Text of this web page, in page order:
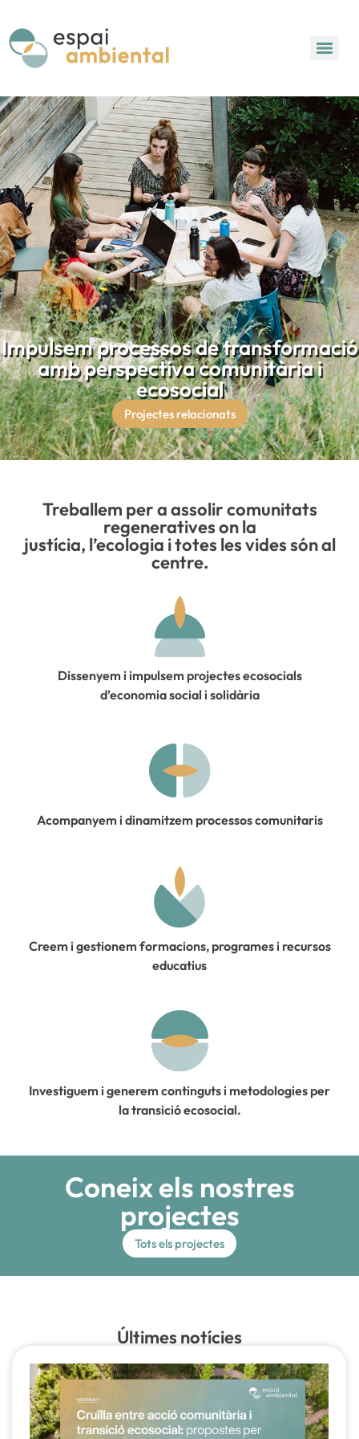
Impulsem processos de transformació
amb perspectiva comunitària i
ecosocial
Projectes relacionats
Treballem per a assolir comunitats
regeneratives on la
justícia, l’ecologia i totes les vides són al
centre.
Dissenyem i impulsem projectes ecosocials
d’economia social i solidària
Acompanyem i dinamitzem processos comunitaris
Creem i gestionem formacions, programes i recursos
educatius
Investiguem i generem continguts i metodologies per
la transició ecosocial.
Coneix els nostres
projectes
Tots els projectes
Últimes notícies